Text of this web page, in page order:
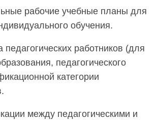
рабочие учебные планы для
обучения.
работников (для
педагогического
категории
между педагогическими и